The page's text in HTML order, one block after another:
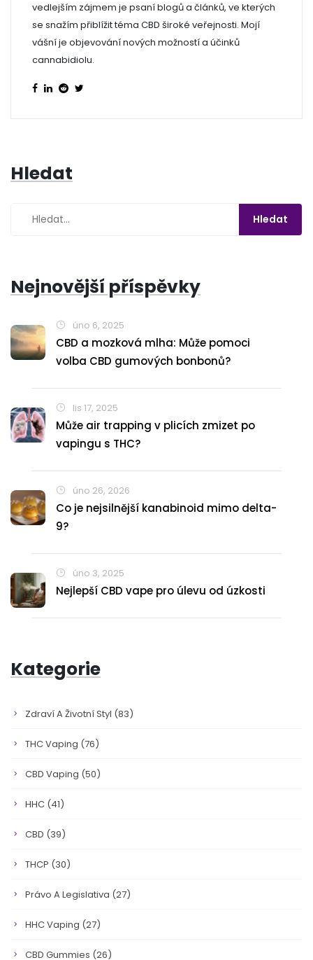
vedlejším zájmem je psaní blogů a článků, ve kterých
se snažím přiblížit téma CBD široké veřejnosti. Mojí
vášní je objevování nových možností a účinků
cannabidiolu.
Hledat
Nejnovější příspěvky
úno 6, 2025
CBD a mozková mlha: Může pomoci
volba CBD gumových bonbonů?
lis 17, 2025
Může air trapping v plicích zmizet po
vapingu s THC?
úno 26, 2026
Co je nejsilnější kanabinoid mimo delta-
9?
úno 3, 2025
Nejlepší CBD vape pro úlevu od úzkosti
Kategorie
Zdraví A Životní Styl (83)
THC Vaping (76)
CBD Vaping (50)
HHC (41)
CBD (39)
THCP (30)
Právo A Legislativa (27)
HHC Vaping (27)
CBD Gummies (26)